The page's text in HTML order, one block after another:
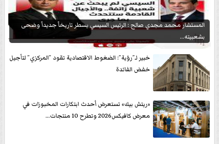
المستشار محمد مجدي صالح : الرئيس السيسي يسطر تاريخاً جديداً وضحى
بشعبيته...
خبير لـ”رؤية”: الضغوط الاقتصادية تقود ”المركزي” لتأجيل
خفض الفائدة
«ريتش بيك» تستعرض أحدث ابتكارات المخبوزات في
معرض كافيكس2026 وتطرح 10 منتجات...